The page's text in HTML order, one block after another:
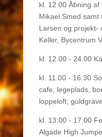
kl. 12.00 Åbning
Mikael Smed
Larsen og projekt-
Keller, Bycentrum
kl. 12.00 - 24.00
kl. 11.00 - 16.30
cafe, legeplads,
loppeloft,
kl. 13.00 - 17.00
Algade High